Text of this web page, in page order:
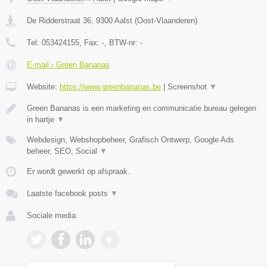
De Ridderstraat 36, 9300 Aalst (Oost-Vlaanderen)
Tel: 053424155, Fax: -, BTW-nr: -
E-mail › Green Bananas
Website: https://www.greenbananas.be Screenshot ▼
Green Bananas is een marketing en communicatie bureau gelegen
in hartje ▼
Webdesign, Webshopbeheer, Grafisch Ontwerp, Google Ads
beheer, SEO, Social
▼
Er wordt gewerkt op afspraak.
Laatste facebook posts ▼
Sociale media: